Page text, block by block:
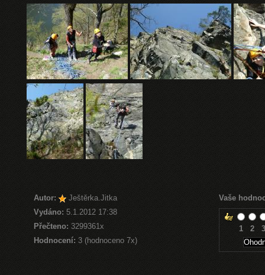
Autor:
Ještěrka.Jitka
Vydáno: 5.1.2012 17:38
Přečteno: 3299361x
Hodnocení: 3 (hodnoceno 7x)
Vaše
1 2 3